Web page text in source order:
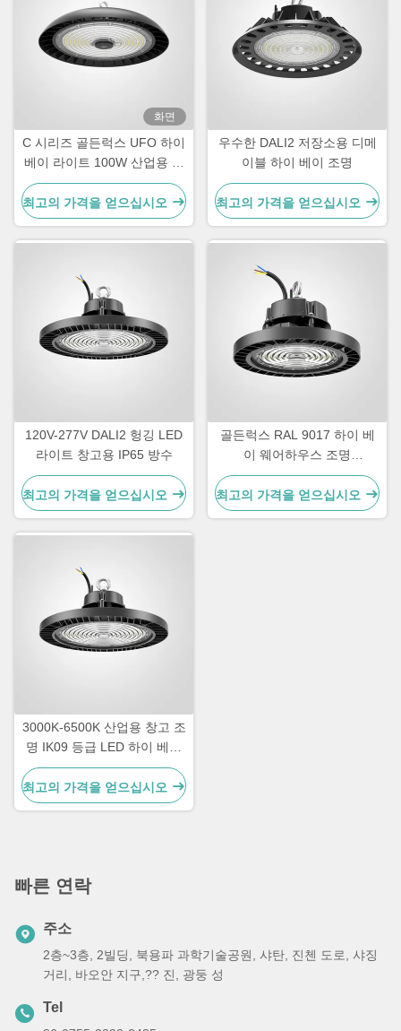
화면
C 시리즈 골든럭스 UFO 하이
베이 라이트 100W 산업용 하
이 베이 LED 라이트
최고의 가격을 얻으십시오
우수한 DALI2 저장소용 디메
이블 하이 베이 조명
최고의 가격을 얻으십시오
120V-277V DALI2 헝깅 LED
라이트 창고용 IP65 방수
최고의 가격을 얻으십시오
골든럭스 RAL 9017 하이 베
이 웨어하우스 조명
SMD2835 산업용 하이 베이
조명
최고의 가격을 얻으십시오
3000K-6500K 산업용 창고 조
명 IK09 등급 LED 하이 베이
조명
최고의 가격을 얻으십시오
빠른 연락
주소
2층~3층, 2빌딩, 북용파 과학기술공원, 샤탄, 진첸 도로, 샤징
거리, 바오안 지구,?? 진, 광둥 성
Tel